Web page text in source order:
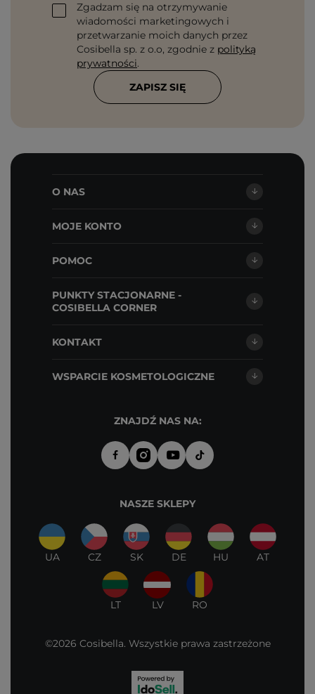
Zgadzam się na otrzymywanie
wiadomości marketingowych i
przetwarzanie moich danych przez
Cosibella sp. z o.o, zgodnie z polityką
prywatności.
ZAPISZ SIĘ
O NAS
MOJE KONTO
POMOC
PUNKTY STACJONARNE -
COSIBELLA CORNER
KONTAKT
WSPARCIE KOSMETOLOGICZNE
ZNAJDŹ NAS NA:
NASZE SKLEPY
UA CZ SK DE HU AT
LT LV RO
©2026 Cosibella. Wszystkie prawa zastrzeżone